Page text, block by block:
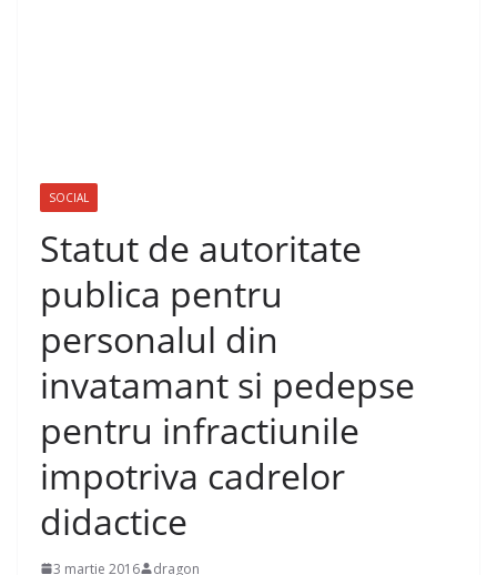
SOCIAL
Statut de autoritate
publica pentru
personalul din
invatamant si pedepse
pentru infractiunile
impotriva cadrelor
didactice
3 martie 2016 dragon